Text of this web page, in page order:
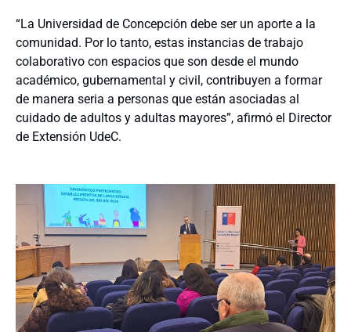
“La Universidad de Concepción debe ser un aporte a la
comunidad. Por lo tanto, estas instancias de trabajo
colaborativo con espacios que son desde el mundo
académico, gubernamental y civil, contribuyen a formar
de manera seria a personas que están asociadas al
cuidado de adultos y adultas mayores”, afirmó el Director
de Extensión UdeC.